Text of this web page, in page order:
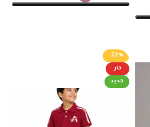
-22%
حار
جديد